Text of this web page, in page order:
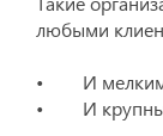
любыми
• И
• И